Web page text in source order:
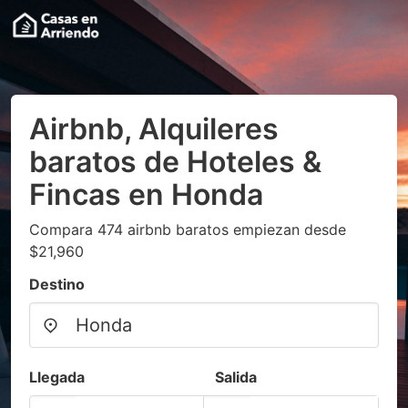
Airbnb, Alquileres
baratos de Hoteles &
Fincas en Honda
Compara 474 airbnb baratos empiezan desde
$21,960
Destino
Llegada Salida